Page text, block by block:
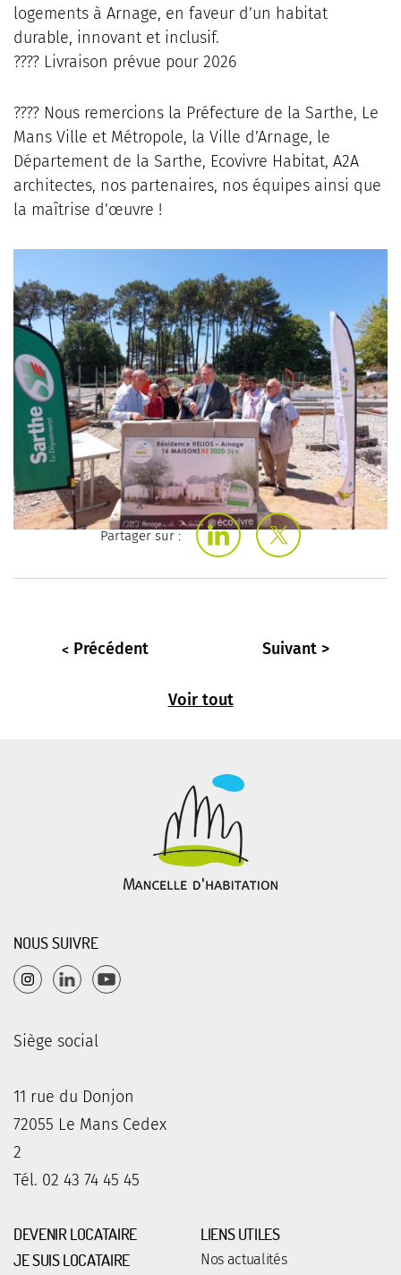
Partager sur :
logements à Arnage, en faveur d’un habitat
durable, innovant et inclusif.
???? Livraison prévue pour 2026
???? Nous remercions la Préfecture de la Sarthe, Le
Mans Ville et Métropole, la Ville d’Arnage, le
Département de la Sarthe, Ecovivre Habitat, A2A
architectes, nos partenaires, nos équipes ainsi que
la maîtrise d’œuvre !
Précédent Suivant
Voir tout
NOUS SUIVRE
Siège social
11 rue du Donjon
72055 Le Mans Cedex
2
Tél. 02 43 74 45 45
DEVENIR LOCATAIRE
JE SUIS LOCATAIRE
LIENS UTILES
Nos actualités